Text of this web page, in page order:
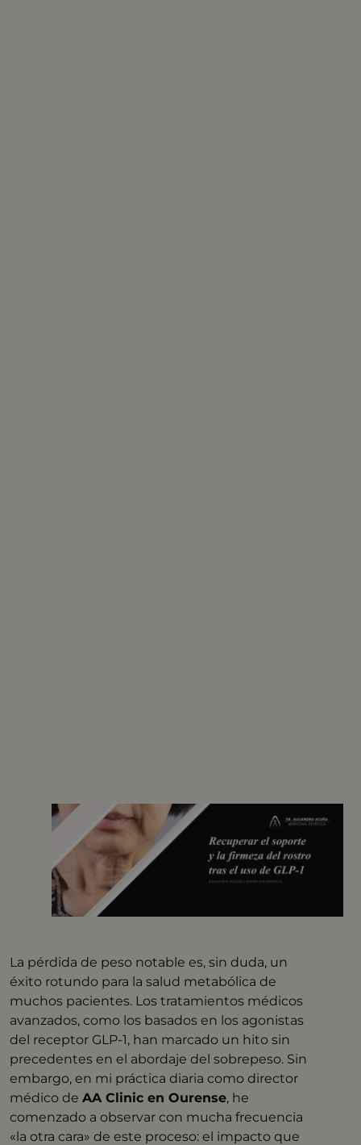
La pérdida de peso notable es, sin duda, un
éxito rotundo para la salud metabólica de
muchos pacientes. Los tratamientos médicos
avanzados, como los basados en los agonistas
del receptor GLP-1, han marcado un hito sin
precedentes en el abordaje del sobrepeso. Sin
embargo, en mi práctica diaria como director
médico deAA Clinic en Ourense, he
comenzado a observar con mucha frecuencia
«la otra cara» de este proceso: el impacto que